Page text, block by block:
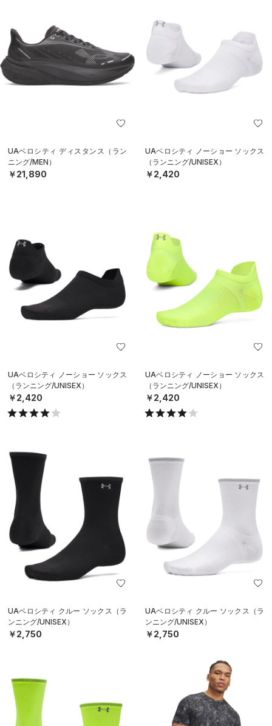
UAベロシティ ディスタンス（ラン
ニング/MEN）
￥21,890
UAベロシティ ノーショー ソックス
（ランニング/UNISEX）
￥2,420
UAベロシティ ノーショー ソックス
（ランニング/UNISEX）
￥2,420
UAベロシティ ノーショー ソックス
（ランニング/UNISEX）
￥2,420
UAベロシティ クルー ソックス（ラ
ンニング/UNISEX）
￥2,750
UAベロシティ クルー ソックス（ラ
ンニング/UNISEX）
￥2,750